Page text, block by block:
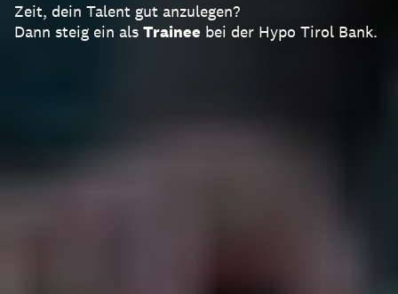
Zeit, dein Talent gut anzulegen?
Dann steig ein als Trainee bei der Hypo Tirol Bank.